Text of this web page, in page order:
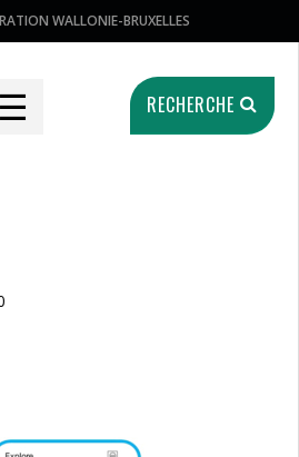
WALLONIE-BRUXELLES
☰ RECHERCHE